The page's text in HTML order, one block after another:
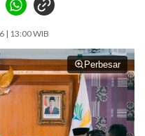
| 13:00 WIB
Perbesar